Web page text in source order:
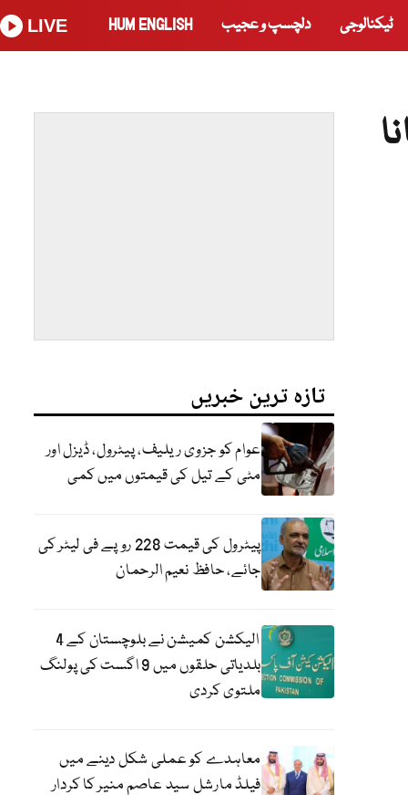
ٹیکنالوجی دلچسپ و عجیب HUM ENGLISH
LIVE
تازہ ترین خبریں
عوام کو جزوی ریلیف، پیٹرول، ڈیزل اور
مٹی کے تیل کی قیمتوں میں کمی
پیٹرول کی قیمت 228 روپے فی لیٹر کی
جائے، حافظ نعیم الرحمان
الیکشن کمیشن نے بلوچستان کے 4
بلدیاتی حلقوں میں 9 اگست کی پولنگ
ملتوی کردی
معاہدے کو عملی شکل دینے میں
فیلڈ مارشل سید عاصم منیر کا کردار